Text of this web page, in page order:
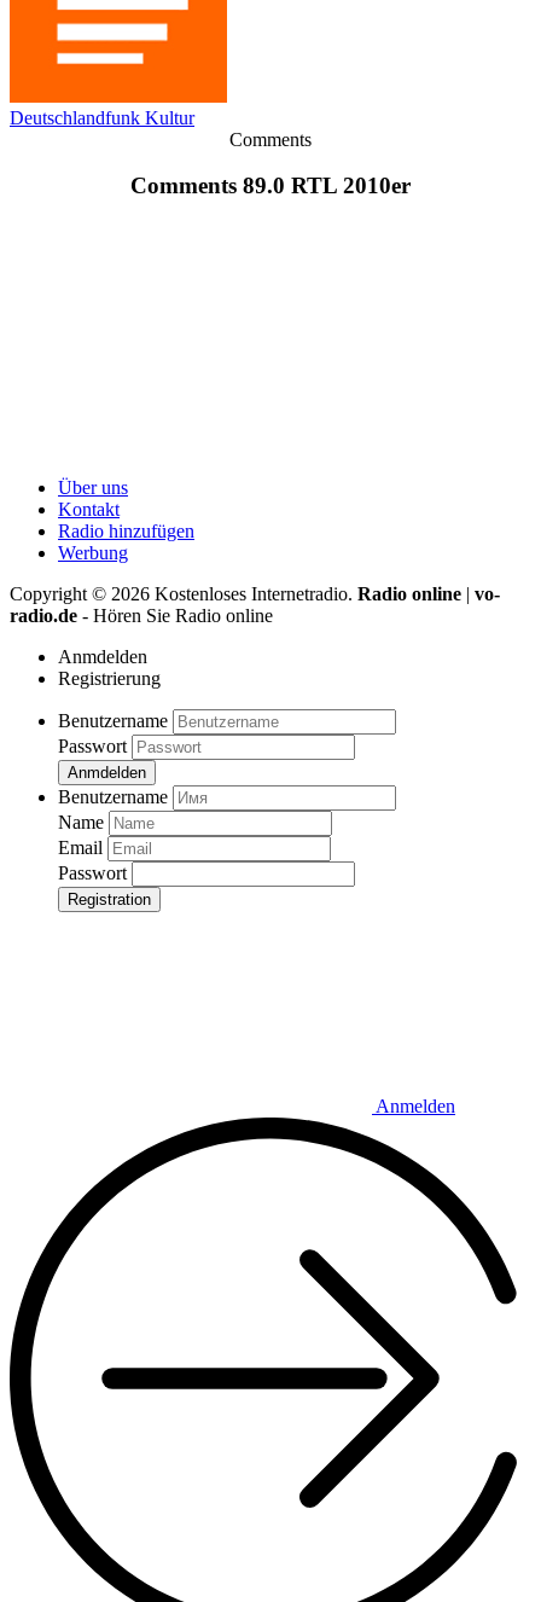
Deutschlandfunk Kultur
Comments
Comments 89.0 RTL 2010er
Über uns
Kontakt
Radio hinzufügen
Werbung
Copyright © 2026 Kostenloses Internetradio. Radio online | vo-
radio.de - Hören Sie Radio online
Anmdelden
Registrierung
Benutzername
Passwort
Anmdelden
Benutzername
Name
Email
Passwort
Registration
Anmelden